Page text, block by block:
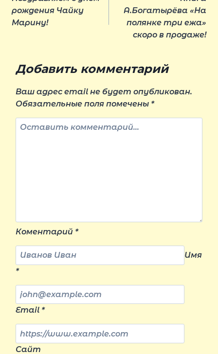
по
рождения Чайку
Марину!
А.Богатырёва «На
полянке три ежа»
скоро в продаже!
Добавить комментарий
Ваш адрес email не будет опубликован.
Обязательные поля помечены *
Коментарий *
Имя
*
Email *
Сайт